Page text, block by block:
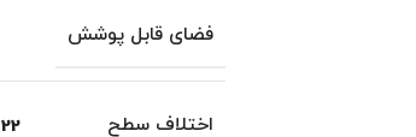
فضای قابل پوشش
اختلاف سطح
22 میلیمتر